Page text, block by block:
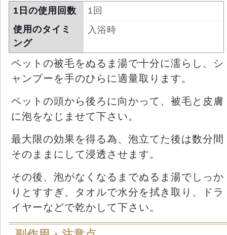
1日の使用回数
1回
使用のタイミ
ング
入浴時
ペットの被毛をぬるま湯で十分に濡らし、シ
ャンプーを手のひらに適量取ります。
ペットの頭から後ろに向かって、被毛と皮膚
に泡をなじませて下さい。
最大限の効果を得る為、泡立てた後は数分間
そのままにして浸透させます。
その後、泡がなくなるまでぬるま湯でしっか
りとすすぎ、タオルで水分を拭き取り、ドラ
イヤーなどで乾かして下さい。